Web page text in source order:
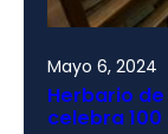
Mayo 6, 2024
Herbario
celebra